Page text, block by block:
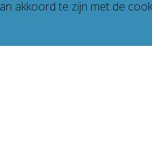
akkoord te zijn met de